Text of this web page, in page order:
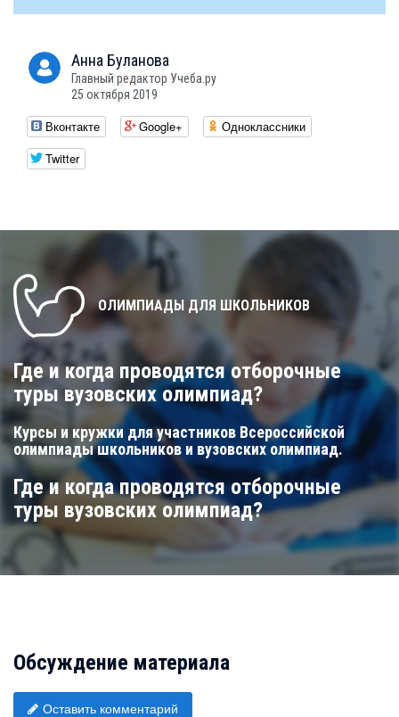
Анна Буланова
Главный редактор Учеба.ру
25 октября 2019
Вконтакте Google+
Одноклассники
Twitter
ОЛИМПИАДЫ ДЛЯ ШКОЛЬНИКОВ
Где и когда проводятся отборочные
туры вузовских олимпиад?
Курсы и кружки для участников Всероссийской
олимпиады школьников и вузовских олимпиад.
Где и когда проводятся отборочные
туры вузовских олимпиад?
Обсуждение материала
Оставить комментарий